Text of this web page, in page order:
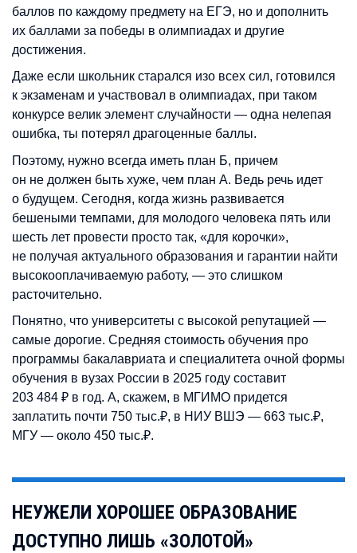
баллов по каждому предмету на ЕГЭ, но и дополнить
их баллами за победы в олимпиадах и другие
достижения.
Даже если школьник старался изо всех сил, готовился
к экзаменам и участвовал в олимпиадах, при таком
конкурсе велик элемент случайности — одна нелепая
ошибка, ты потерял драгоценные баллы.
Поэтому, нужно всегда иметь план Б, причем
он не должен быть хуже, чем план А. Ведь речь идет
о будущем. Сегодня, когда жизнь развивается
бешеными темпами, для молодого человека пять или
шесть лет провести просто так, «для корочки»,
не получая актуального образования и гарантии найти
высокооплачиваемую работу, — это слишком
расточительно.
Понятно, что университеты с высокой репутацией —
самые дорогие. Средняя стоимость обучения про
программы бакалавриата и специалитета очной формы
обучения в вузах России в 2025 году составит
203 484 ₽ в год. А, скажем, в МГИМО придется
заплатить почти 750 тыс.₽, в НИУ ВШЭ — 663 тыс.₽,
МГУ — около 450 тыс.₽.
НЕУЖЕЛИ ХОРОШЕЕ ОБРАЗОВАНИЕ
ДОСТУПНО ЛИШЬ «ЗОЛОТОЙ»